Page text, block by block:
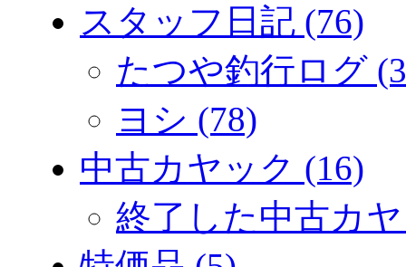
スタッフ日記 (76)
たつや釣行ログ
ヨシ (78)
中古カヤック (16)
終了した中古カ